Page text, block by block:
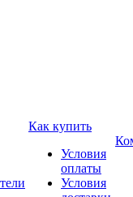
Как купить
Условия
оплаты
Условия